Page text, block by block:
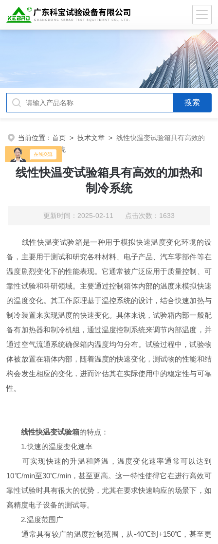
当前位置：首页 >技术文章 >线性快温变试验箱具有高效的
加热和制冷系统
线性快温变试验箱具有高效的加热和
制冷系统
更新时间：2025-02-11 点击次数：1633
线性快温变试验箱是一种用于模拟快速温度变化环境的设
备，主要用于测试和研究各种材料、电子产品、汽车零部件等在
温度剧烈变化下的性能表现。它通常被广泛应用于质量控制、可
靠性试验和科研领域。主要通过控制箱体内部的温度来模拟快速
的温度变化。其工作原理基于温控系统的设计，结合快速加热与
制冷装置来实现温度的快速变化。具体来说，试验箱内部一般配
备有加热器和制冷机组，通过温度控制系统来调节内部温度，并
通过空气流通系统确保箱内温度均匀分布。试验过程中，试验物
体被放置在箱体内部，随着温度的快速变化，测试物的性能和结
构会发生相应的变化，进而评估其在实际使用中的稳定性与可靠
性。
线性快温变试验箱的特点：
1.快速的温度变化速率
可实现快速的升温和降温，温度变化速率通常可以达到
10℃/min至30℃/min，甚至更高。这一特性使得它在进行高效可
靠性试验时具有很大的优势，尤其在要求快速响应的场景下，如
高精度电子设备的测试等。
2.温度范围广
通常具有较广的温度控制范围，从-40℃到+150℃，甚至更